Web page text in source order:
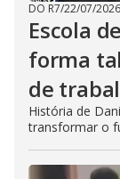
DO R7/22/07/2026
Escola
forma
de
História de
transformar o